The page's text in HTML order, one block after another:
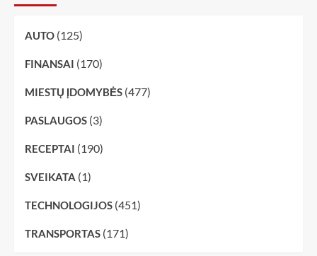
AUTO (125)
FINANSAI (170)
MIESTŲ ĮDOMYBĖS (477)
PASLAUGOS (3)
RECEPTAI (190)
SVEIKATA (1)
TECHNOLOGIJOS (451)
TRANSPORTAS (171)